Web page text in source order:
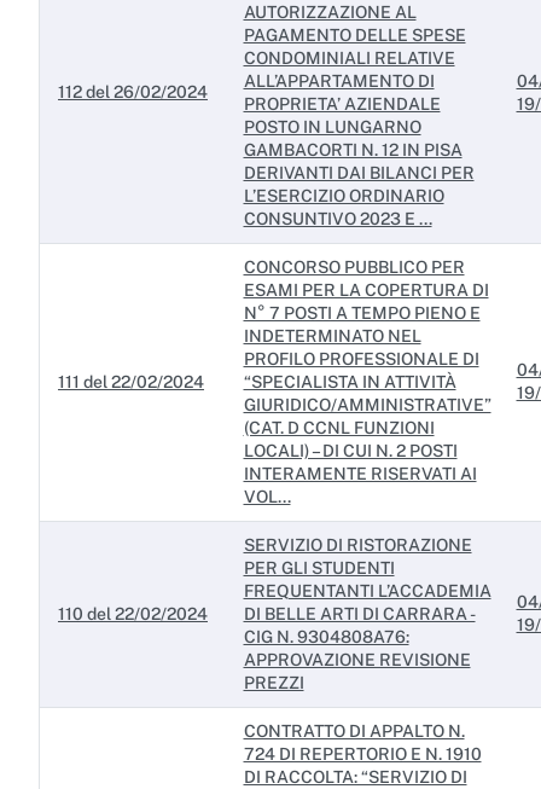
112 del 26/02/2024
AUTORIZZAZIONE AL
PAGAMENTO DELLE SPESE
CONDOMINIALI RELATIVE
ALL’APPARTAMENTO DI
PROPRIETA’ AZIENDALE
POSTO IN LUNGARNO
GAMBACORTI N. 12 IN PISA
DERIVANTI DAI BILANCI PER
L’ESERCIZIO ORDINARIO
CONSUNTIVO 2023 E ...
111 del 22/02/2024
CONCORSO PUBBLICO PER
ESAMI PER LA COPERTURA DI
N° 7 POSTI A TEMPO PIENO E
INDETERMINATO NEL
PROFILO PROFESSIONALE DI
“SPECIALISTA IN ATTIVITÀ
GIURIDICO/AMMINISTRATIVE”
(CAT. D CCNL FUNZIONI
LOCALI) – DI CUI N. 2 POSTI
INTERAMENTE RISERVATI AI
VOL...
110 del 22/02/2024
SERVIZIO DI RISTORAZIONE
PER GLI STUDENTI
FREQUENTANTI L’ACCADEMIA
DI BELLE ARTI DI CARRARA -
CIG N. 9304808A76:
APPROVAZIONE REVISIONE
PREZZI
CONTRATTO DI APPALTO N.
724 DI REPERTORIO E N. 1910
DI RACCOLTA: “SERVIZIO DI